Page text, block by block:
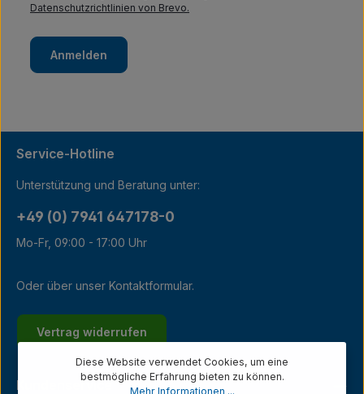
Datenschutzrichtlinien von Brevo.
Anmelden
Service-Hotline
Unterstützung und Beratung unter:
+49 (0) 7941 647178-0
Mo-Fr, 09:00 - 17:00 Uhr
Oder über unser Kontaktformular.
Vertrag widerrufen
Kundenservice
Diese Website verwendet Cookies, um eine
bestmögliche Erfahrung bieten zu können.
Mehr Informationen ...